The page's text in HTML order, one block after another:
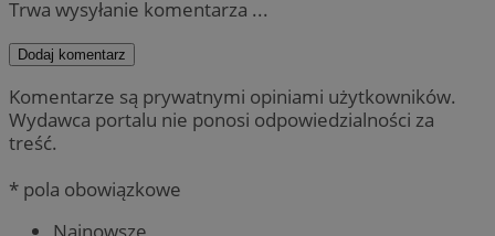
Trwa wysyłanie komentarza ...
Dodaj komentarz
Komentarze są prywatnymi opiniami użytkowników.
Wydawca portalu nie ponosi odpowiedzialności za
treść.
* pola obowiązkowe
Najnowsze